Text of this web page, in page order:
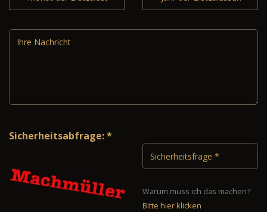
Sicherheitsabfrage: *
Warum muss ich das machen?
Bitte hier klicken